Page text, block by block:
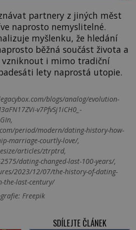
partnery z jiných měst
naprosto nemyslitelné.
myšlenku, že hledání
běžná součást života a
vzniknout i mimo tradiční
lety naprostá utopie.
blogs/analog/evolution-
v7PfvSj1iCH0_-
period/modern/dating-history-how-
marriage-courtly-love/,
articles/ztrptrd,
dating-changed-last-100-years/,
2023/12/07/the-history-of-dating-
the-last-century/
Freepik
SDÍLEJTE ČLÁNEK